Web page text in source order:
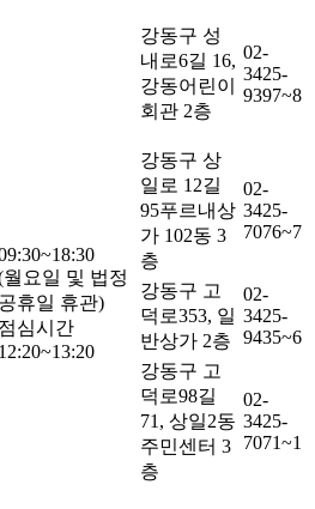
월요일 및 법정
공휴일 휴관)
점심시간
12:20~13:20
강동구 성
내로6길 16,
강동어린이
회관 2층
02-
3425-
9397~8
강동구 상
일로 12길
95푸르내상
가 102동 3
층
02-
3425-
7076~7
강동구 고
덕로353, 일
반상가 2층
02-
3425-
9435~6
강동구 고
덕로98길
71, 상일2동
주민센터 3
층
02-
3425-
7071~1